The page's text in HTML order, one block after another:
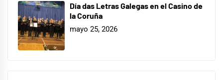
Día das Letras Galegas en el Casino de
la Coruña
mayo 25, 2026